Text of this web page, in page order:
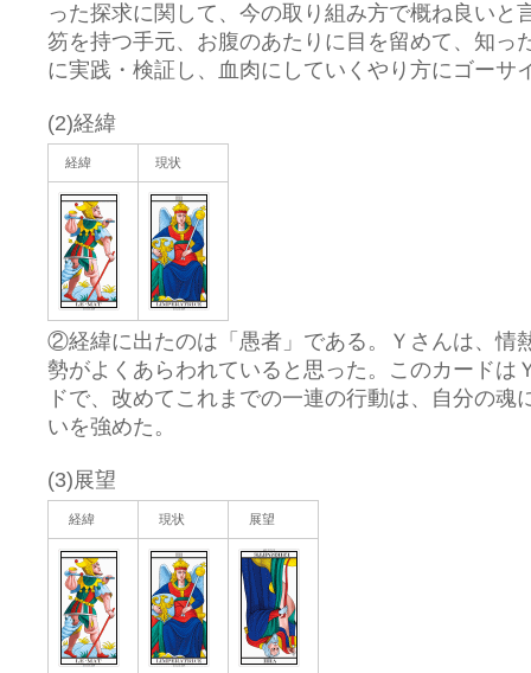
った探求に関して、今の取り組み方で概ね良いと
笏を持つ手元、お腹のあたりに目を留めて、知っ
に実践・検証し、血肉にしていくやり方にゴーサ
(2)経緯
経緯 現状
②経緯に出たのは「愚者」である。Ｙさんは、情
勢がよくあらわれていると思った。このカードは
ドで、改めてこれまでの一連の行動は、自分の
いを強めた。
(3)展望
経緯 現状 展望